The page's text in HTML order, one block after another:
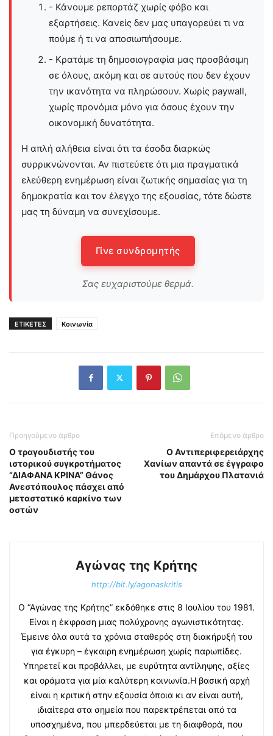
- Κάνουμε ρεπορτάζ χωρίς φόβο και
εξαρτήσεις. Κανείς δεν μας υπαγορεύει τι να
πούμε ή τι να αποσιωπήσουμε.
- Κρατάμε τη δημοσιογραφία μας προσβάσιμη
σε όλους, ακόμη και σε αυτούς που δεν έχουν
την ικανότητα να πληρώσουν. Χωρίς paywall,
χωρίς προνόμια μόνο για όσους έχουν την
οικονομική δυνατότητα.
Η απλή αλήθεια είναι ότι τα έσοδα διαρκώς
συρρικνώνονται. Αν πιστεύετε ότι μια πραγματικά
ελεύθερη ενημέρωση είναι ζωτικής σημασίας για τη
δημοκρατία και τον έλεγχο της εξουσίας, τότε δώστε
μας τη δύναμη να συνεχίσουμε.
Γίνε συνδρομητής
Σας ευχαριστούμε θερμά.
ΕΤΙΚΕΤΕΣ Κοινωνία
Προηγούμενο άρθρο
Ο τραγουδιστής του
ιστορικού συγκροτήματος
“ΔΙΑΦΑΝΑ ΚΡΙΝΑ” Θάνος
Ανεστόπουλος πάσχει από
μεταστατικό καρκίνο των
οστών
Επόμενο άρθρο
Ο Αντιπεριφερειάρχης
Χανίων απαντά σε έγγραφο
του Δημάρχου Πλατανιά
Αγώνας της Κρήτης
http://bit.ly/agonaskritis
Ο “Αγώνας της Κρήτης” εκδόθηκε στις 8 Ιουλίου του 1981.
Είναι η έκφραση μιας πολύχρονης αγωνιστικότητας.
Έμεινε όλα αυτά τα χρόνια σταθερός στη διακήρυξή του
για έγκυρη – έγκαιρη ενημέρωση χωρίς παρωπίδες.
Υπηρετεί και προβάλλει, με ευρύτητα αντίληψης, αξίες
και οράματα για μία καλύτερη κοινωνία.Η βασική αρχή
είναι η κριτική στην εξουσία όποια κι αν είναι αυτή,
ιδιαίτερα στα σημεία που παρεκτρέπεται από τα
υποσχημένα, που μπερδεύεται με τη διαφθορά, που